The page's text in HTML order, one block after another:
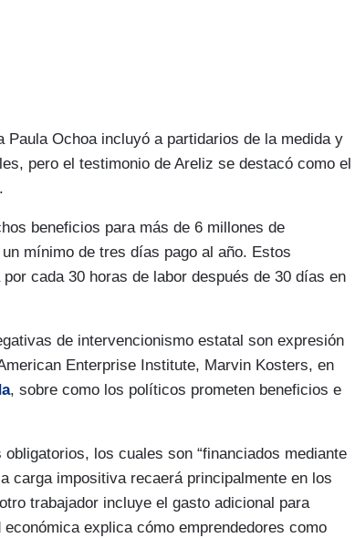
Paula Ochoa incluyó a partidarios de la medida y
pero el testimonio de Areliz se destacó como el
beneficios para más de 6 millones de
mínimo de tres días pago al año. Estos
cada 30 horas de labor después de 30 días en
de intervencionismo estatal son expresión
Enterprise Institute, Marvin Kosters, en
, sobre como los políticos prometen beneficios e
los cuales son “financiados mediante
carga impositiva recaerá principalmente en los
trabajador incluye el gasto adicional para
explica cómo emprendedores como